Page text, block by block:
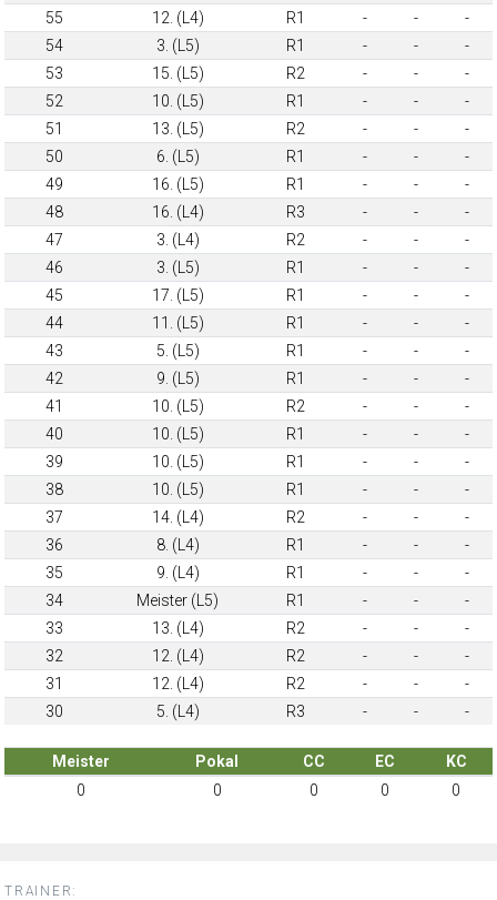
55
12. (L4) R1 - -
-
54
3. (L5) R1 - -
-
53
15. (L5) R2 - -
-
52
10. (L5) R1 - -
-
51
13. (L5) R2 - -
-
50
6. (L5) R1 - -
-
49
16. (L5) R1 - -
-
48
16. (L4) R3 - -
-
47
3. (L4) R2 - -
-
46
3. (L5) R1 - -
-
45
17. (L5) R1 - -
-
44
11. (L5) R1 - -
-
43
5. (L5) R1 - -
-
42
9. (L5) R1 - -
-
41
10. (L5) R2 - -
-
40
10. (L5) R1 - -
-
39
10. (L5) R1 - -
-
38
10. (L5) R1 - -
-
37
14. (L4) R2 - -
-
36
8. (L4) R1 - -
-
35
9. (L4) R1 - -
-
34
Meister (L5) R1 - -
-
33
13. (L4) R2 - -
-
32
12. (L4) R2 - -
-
31
12. (L4) R2 - -
-
30
5. (L4) R3 - - -
Meister Pokal CC EC
KC
0
0 0 0 0
TRAINER: